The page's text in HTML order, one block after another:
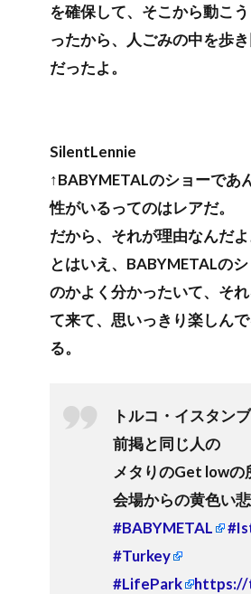
を確保して、そこから動こ
ったから、人ごみの中を歩
だったよ。
SilentLennie
↑BABYMETALのショーであ
性がいるってのはレアだ。
だから、それが理由なんだよ
とはいえ、BABYMETALの
のかよく分かったいて、そ
て来て、思いっきり楽しん
る。
トルコ・イスタン
前掲と同じ人の
メタりのGet lowの
会場からの黄色い
#BABYMETAL
#Turkey
#LifePark
https://